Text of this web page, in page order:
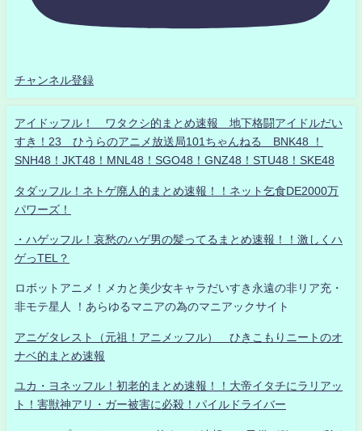
チャンネル登録
アイドッフル！ ワタクシ的まとめ速報 地下格闘アイドルだい
すき！23 ひうらのアニメ放送局101ちゃんねる BNK48 ！
SNH48！JKT48！MNL48！SGO48！GNZ48！STU48！SKE48
タダッフル！ネトゲ廃人的まとめ速報！！ネット乞食DE2000万
パワーズ！
・ハゲッフル！哀愁のハゲ男の髪ってるまとめ速報！！激しくハ
ゲっTEL？
ロボットアニメ！メカと美少女キャラだいすき永遠の非リア充・
非モテ星人 ！あらゆるマニアの為のマニアックサイト
アニゲタレスト（元祖！アニメッフル） ひきこもりニートのオ
ナベ的まとめ速報
ユカ・ヨネッフル！初老的まとめ速報！！大帝イタチにラリアッ
ト！害獣神アリ・ガー被害に必殺！パイルドライバー